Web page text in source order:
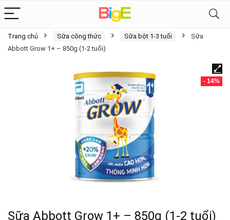
Trang chủ Sữa công thức Sữa bột 1-3 tuổi
Sữa
Abbott Grow 1+ – 850g (1-2 tuổi)
- 14%
Sữa Abbott Grow 1+ – 850g (1-2 tuổi)